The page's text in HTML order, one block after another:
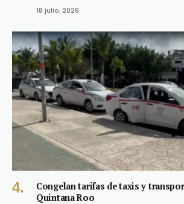
18 julio, 2026
Congelan tarifas de taxis y
Quintana Roo